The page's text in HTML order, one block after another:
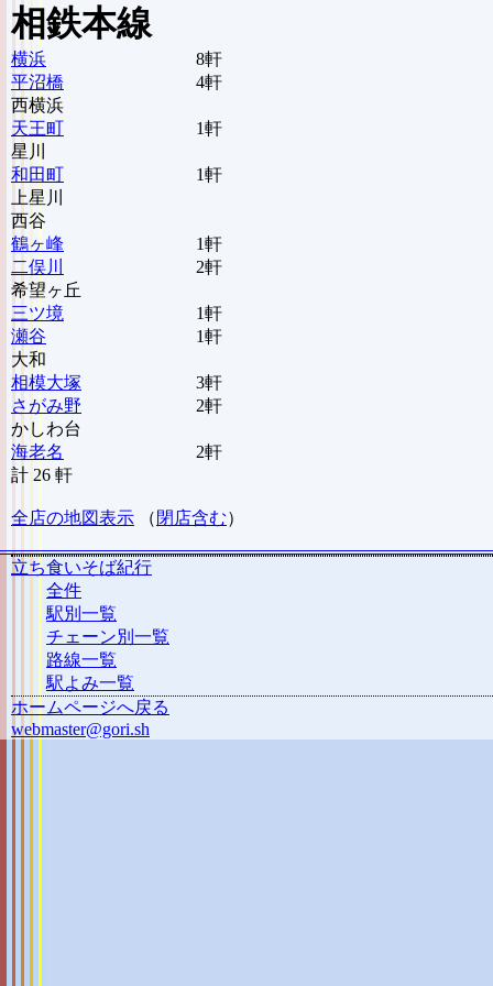
相鉄本線
横浜
8軒
平沼橋
4軒
西横浜
天王町
1軒
星川
和田町
1軒
上星川
西谷
鶴ヶ峰
1軒
二俣川
2軒
希望ヶ丘
三ツ境
1軒
瀬谷
1軒
大和
相模大塚
3軒
さがみ野
2軒
かしわ台
海老名
2軒
計 26 軒
全店の地図表示 （ 閉店含む）
立ち食いそば紀行
全件
駅別一覧
チェーン別一覧
路線一覧
駅よみ一覧
ホームページへ戻る
webmaster@gori.sh